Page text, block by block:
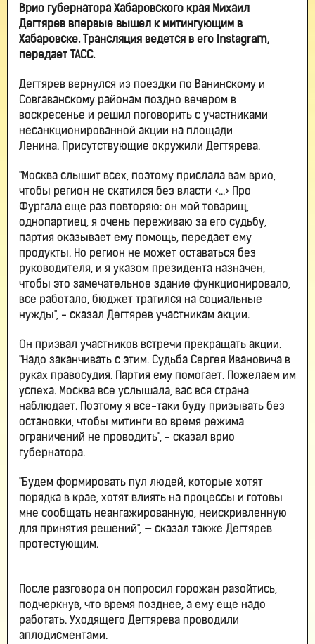
Врио губернатора Хабаровского края Михаил
Дегтярев впервые вышел к митингующим в
Хабаровске. Трансляция ведется в его Instagram,
передает ТАСС.
Дегтярев вернулся из поездки по Ванинскому и
Совгаванскому районам поздно вечером в
воскресенье и решил поговорить с участниками
несанкционированной акции на площади
Ленина. Присутствующие окружили Дегтярева.
"Москва слышит всех, поэтому прислала вам врио,
чтобы регион не скатился без власти <...> Про
Фургала еще раз повторяю: он мой товарищ,
однопартиец, я очень переживаю за его судьбу,
партия оказывает ему помощь, передает ему
продукты. Но регион не может оставаться без
руководителя, и я указом президента назначен,
чтобы это замечательное здание функционировало,
все работало, бюджет тратился на социальные
нужды", - сказал Дегтярев участникам акции.
Он призвал участников встречи прекращать акции.
"Надо заканчивать с этим. Судьба Сергея Ивановича в
руках правосудия. Партия ему помогает. Пожелаем им
успеха. Москва все услышала, вас вся страна
наблюдает. Поэтому я все-таки буду призывать без
остановки, чтобы митинги во время режима
ограничений не проводить", - сказал врио
губернатора.
"Будем формировать пул людей, которые хотят
порядка в крае, хотят влиять на процессы и готовы
мне сообщать неангажированную, неискривленную
для принятия решений", — сказал также Дегтярев
протестующим.
После разговора он попросил горожан разойтись,
подчеркнув, что время позднее, а ему еще надо
работать. Уходящего Дегтярева проводили
аплодисментами.